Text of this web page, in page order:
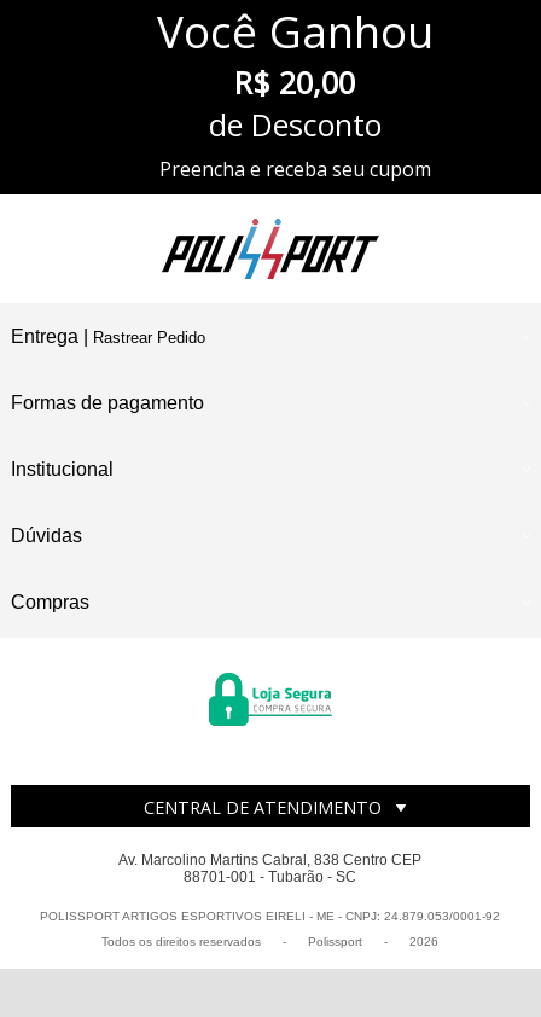
Você Ganhou
R$ 20,00
de Desconto
Preencha e receba seu cupom
Entrega | Rastrear Pedido
Formas de pagamento
Institucional
Dúvidas
Compras
CENTRAL DE ATENDIMENTO
Av. Marcolino Martins Cabral, 838 Centro CEP
88701-001 - Tubarão - SC
POLISSPORT ARTIGOS ESPORTIVOS EIRELI - ME - CNPJ: 24.879.053/0001-92
Todos os direitos reservados
- Polissport - 2026